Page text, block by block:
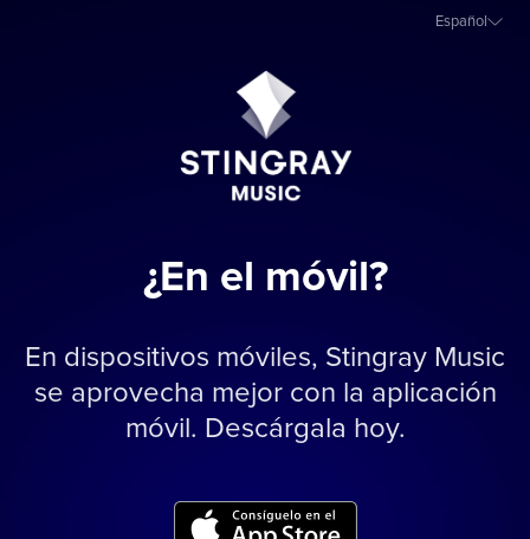
Español
¿En el móvil?
En dispositivos móviles, Stingray Music
se aprovecha mejor con la aplicación
móvil. Descárgala hoy.